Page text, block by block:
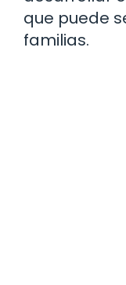
que puede
familias.